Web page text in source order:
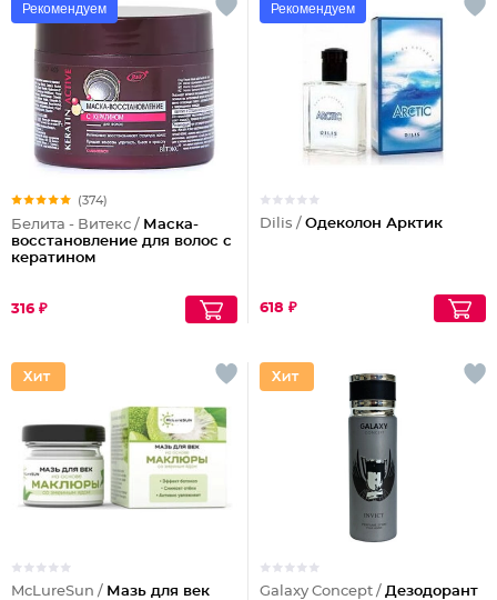
Рекомендуем
(374)
Белита - Витекс / Маска-
восстановление для волос с
кератином
316 ₽
Рекомендуем
Dilis / Одеколон Арктик
618 ₽
McLureSun / Мазь для век
Galaxy Concept / Дезодорант